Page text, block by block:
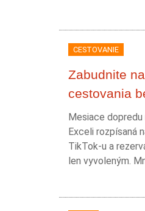
CESTOVANIE
Zabudnite
cestovania
Mesiace
Exceli rozpísaná
TikTok-u a
len vyvoleným.